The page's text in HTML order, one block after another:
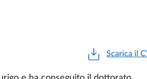
Scarica il